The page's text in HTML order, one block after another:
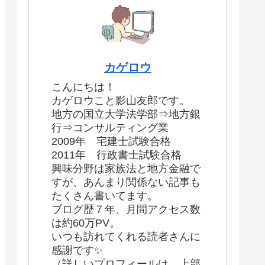
カゲロウ
こんにちは！
カゲロウこと影山友郎です。
地方の国立大学法学部⇒地方銀
行⇒コンサルティング業
2009年 宅建士試験合格
2011年 行政書士試験合格
興味分野は家族法と地方金融で
すが、あんまり関係ない記事も
たくさん書いてます。
ブログ歴７年、月間アクセス数
は約60万PV。
いつも訪れてくれる読者さんに
感謝です✨